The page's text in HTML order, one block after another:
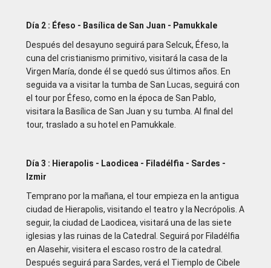
Día 2 : Éfeso - Basílica de San Juan - Pamukkale
Después del desayuno seguirá para Selcuk, Éfeso, la
cuna del cristianismo primitivo, visitará la casa de la
Virgen María, donde él se quedó sus últimos años. En
seguida va a visitar la tumba de San Lucas, seguirá con
el tour por Éfeso, como en la época de San Pablo,
visitara la Basílica de San Juan y su tumba. Al final del
tour, traslado a su hotel en Pamukkale.
Día 3 : Hierapolis - Laodicea - Filadélfia - Sardes -
Izmir
Temprano por la mañana, el tour empieza en la antigua
ciudad de Hierapolis, visitando el teatro y la Necrópolis. A
seguir, la ciudad de Laodicea, visitará una de las siete
iglesias y las ruinas de la Catedral. Seguirá por Filadélfia
en Alasehir, visitera el escaso rostro de la catedral.
Después seguirá para Sardes, verá el Tiemplo de Cibele